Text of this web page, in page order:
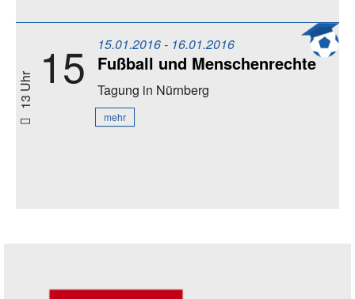
13 Uhr 15 15.01.2016 - 16.01.2016
Fußball und Menschenrechte
Tagung in Nürnberg
mehr